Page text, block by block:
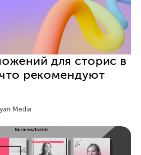
для сторис в
рекомендуют
Media